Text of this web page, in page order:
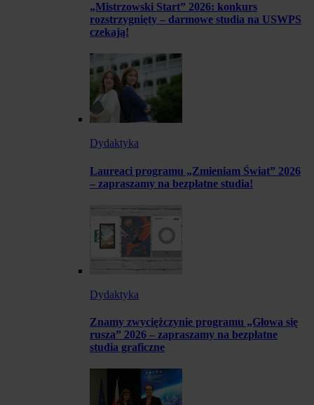
„Mistrzowski Start” 2026: konkurs
rozstrzygnięty – darmowe studia na USWPS
czekają!
Dydaktyka
Laureaci programu „Zmieniam Świat” 2026
– zapraszamy na bezpłatne studia!
Dydaktyka
Znamy zwyciężczynie programu „Głowa się
rusza” 2026 – zapraszamy na bezpłatne
studia graficzne